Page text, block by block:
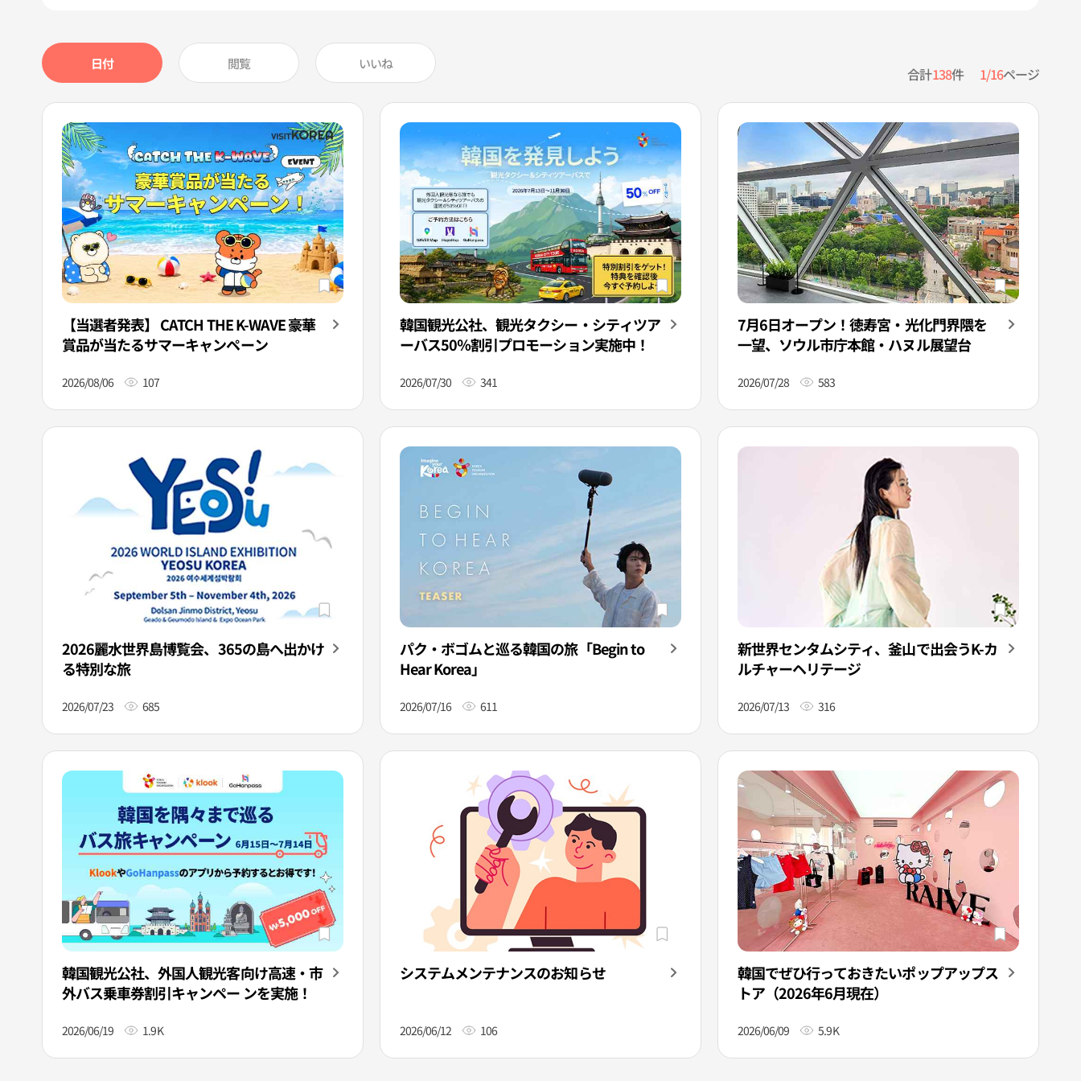
日付 閲覧 いいね
合計138件 1/16ページ
【当選者発表】 CATCH THE K-WAVE 豪華
賞品が当たるサマーキャンペーン
2026/08/06 107
韓国観光公社、観光タクシー・シティツア
ーバス50％割引プロモーション実施中！
2026/07/30 341
7月6日オープン！徳寿宮・光化門界隈を
一望、ソウル市庁本館・ハヌル展望台
2026/07/28 583
2026麗水世界島博覧会、365の島へ出かけ
る特別な旅
2026/07/23 685
パク・ボゴムと巡る韓国の旅「Begin to
Hear Korea」
2026/07/16 611
新世界センタムシティ、釜山で出会うK-カ
ルチャーヘリテージ
2026/07/13 316
韓国観光公社、外国人観光客向け高速・市
外バス乗車券割引キャンペー ンを実施！
2026/06/19 1.9K
システムメンテナンスのお知らせ
2026/06/12 106
韓国でぜひ行っておきたいポップアップス
トア（2026年6月現在）
2026/06/09 5.9K